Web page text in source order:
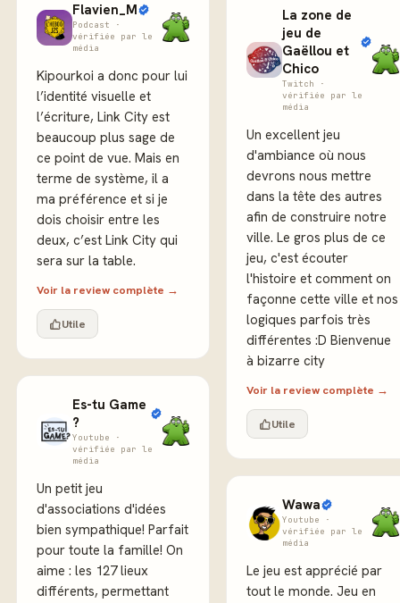
Flavien_M
Podcast ·
vérifiée par le
média
Kipourkoi a donc pour lui
l’identité visuelle et
l’écriture, Link City est
beaucoup plus sage de
ce point de vue. Mais en
terme de système, il a
ma préférence et si je
dois choisir entre les
deux, c’est Link City qui
sera sur la table.
Voir la review complète →
Utile
Es-tu Game
?
Youtube ·
vérifiée par le
média
Un petit jeu
d'associations d'idées
bien sympathique! Parfait
pour toute la famille! On
aime : les 127 lieux
différents, permettant
La zone de
jeu de
Gaëllou et
Chico
Twitch ·
vérifiée par le
média
Un excellent jeu
d'ambiance où nous
devrons nous mettre
dans la tête des autres
afin de construire notre
ville. Le gros plus de ce
jeu, c'est écouter
l'histoire et comment on
façonne cette ville et nos
logiques parfois très
différentes :D Bienvenue
à bizarre city
Voir la review complète →
Utile
Wawa
Youtube ·
vérifiée par le
média
Le jeu est apprécié par
tout le monde. Jeu en